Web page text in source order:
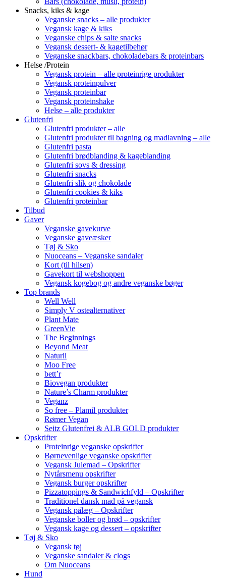
Snacks, kiks & kage
Veganske snacks – alle produkter
Vegansk kage & kiks
Veganske chips & salte snacks
Vegansk dessert- & kagetilbehør
Veganske snackbars, chokoladebars & proteinbars
Helse /Protein
Vegansk protein – alle proteinrige produkter
Vegansk proteinpulver
Vegansk proteinbar
Vegansk proteinshake
Helse – alle produkter
Glutenfri
Glutenfri produkter – alle
Glutenfri produkter til bagning og madlavning – alle
Glutenfri pasta
Glutenfri brødblanding & kageblanding
Glutenfri sovs & dressing
Glutenfri snacks
Glutenfri slik og chokolade
Glutenfri cookies & kiks
Glutenfri proteinbar
Tilbud
Gaver
Veganske gavekurve
Veganske gaveæsker
Tøj & Sko
Nuoceans – Veganske sandaler
Kort (til hilsen)
Gavekort til webshoppen
Vegansk kogebog og andre veganske bøger
Top brands
Well Well
Simply V ostealternativer
Plant Mate
GreenVie
The Beginnings
Beyond Meat
Naturli
Moo Free
bett’r
Biovegan produkter
Nature’s Charm produkter
Veganz
So free – Plamil produkter
Rømer Vegan
Seitz Glutenfrei & ALB GOLD produkter
Opskrifter
Proteinrige veganske opskrifter
Børnevenlige veganske opskrifter
Vegansk Julemad – Opskrifter
Nytårsmenu opskrifter
Vegansk burger opskrifter
Pizzatoppings & Sandwichfyld – Opskrifter
Traditionel dansk mad på vegansk
Vegansk pålæg – Opskrifter
Veganske boller og brød – opskrifter
Vegansk kage og dessert – opskrifter
Tøj & Sko
Vegansk tøj
Veganske sandaler & clogs
Om Nuoceans
Hund